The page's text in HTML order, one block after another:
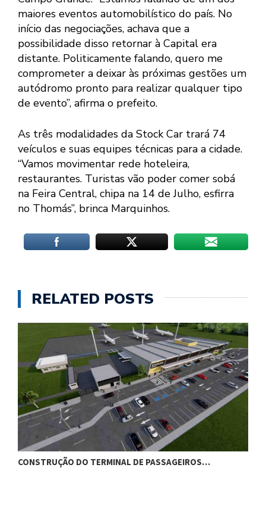
maiores eventos automobilístico do país. No
início das negociações, achava que a
possibilidade disso retornar à Capital era
distante. Politicamente falando, quero me
comprometer a deixar às próximas gestões um
autódromo pronto para realizar qualquer tipo
de evento”, afirma o prefeito.
As três modalidades da Stock Car trará 74
veículos e suas equipes técnicas para a cidade.
“Vamos movimentar rede hoteleira,
restaurantes. Turistas vão poder comer sobá
na Feira Central, chipa na 14 de Julho, esfirra
no Thomás”, brinca Marquinhos.
RELATED POSTS
CONSTRUÇÃO DO TERMINAL DE PASSAGEIROS…